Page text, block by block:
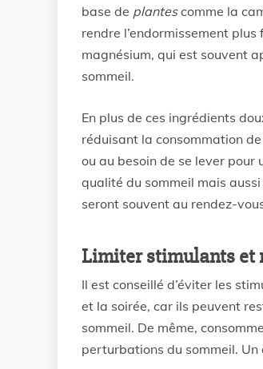
base de plantescomme la
rendre l’endormissement
magnésium, qui est souvent
sommeil.
En plus de ces ingrédients
réduisant la consommation
ou au besoin de se lever pour
qualité du sommeil mais
seront souvent au rendez-
Limiter stimulants et
Il est conseillé d’éviter les
et la soirée, car ils peuvent
sommeil. De même,
perturbations du sommeil.